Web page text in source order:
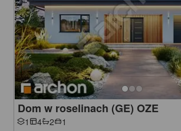
Dom w roselinach (GE) OZE
1 4 2 1